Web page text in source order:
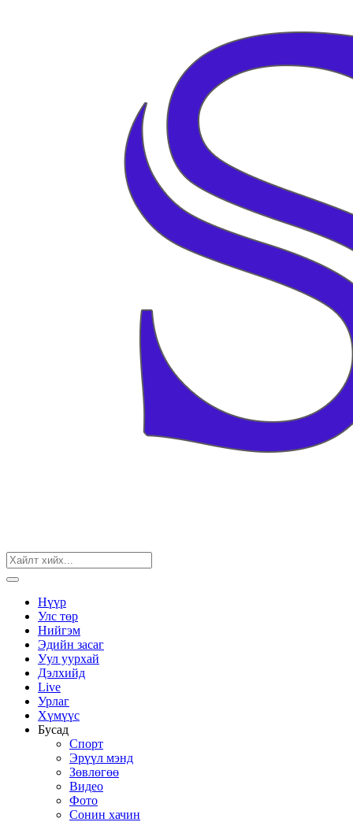
Нүүр
Улс төр
Нийгэм
Эдийн засаг
Уул уурхай
Дэлхийд
Live
Урлаг
Хүмүүс
Бусад
Спорт
Эрүүл мэнд
Зөвлөгөө
Видео
Фото
Сонин хачин